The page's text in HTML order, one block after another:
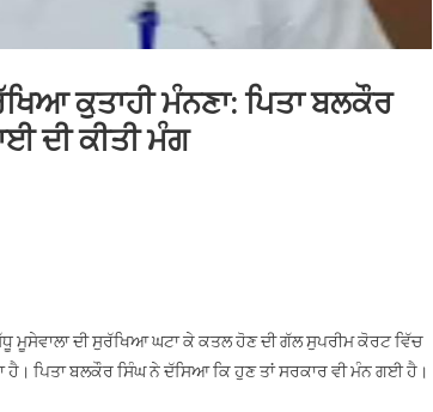
ਕੁਤਾਹੀ ਮੰਨਣਾ: ਪਿਤਾ ਬਲਕੌਰ
ਦੀ ਕੀਤੀ ਮੰਗ
ਦੀ ਸੁਰੱਖਿਆ ਘਟਾ ਕੇ ਕਤਲ ਹੋਣ ਦੀ ਗੱਲ ਸੁਪਰੀਮ ਕੋਰਟ ਵਿੱਚ
ਪਿਤਾ ਬਲਕੌਰ ਸਿੰਘ ਨੇ ਦੱਸਿਆ ਕਿ ਹੁਣ ਤਾਂ ਸਰਕਾਰ ਵੀ ਮੰਨ ਗਈ ਹੈ।